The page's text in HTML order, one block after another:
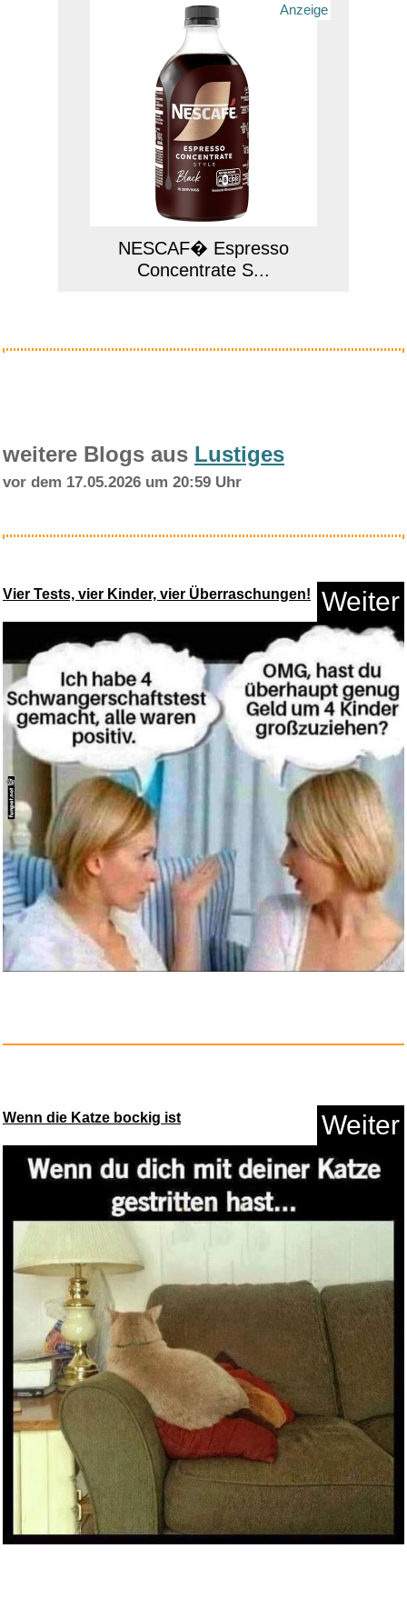
Anzeige
NESCAF� Espresso
Concentrate S...
Anzeige
Slum Dog Millionaer (Premium
E...
Anzeige
McAfee Total Protection, 5-Ger...
MOHINI DEY...
weitere Blogs aus Lustiges
vor dem 17.05.2026 um 20:59 Uhr
Vier Tests, vier Kinder, vier Überraschungen! Weiter
Wenn die Katze bockig ist Weiter